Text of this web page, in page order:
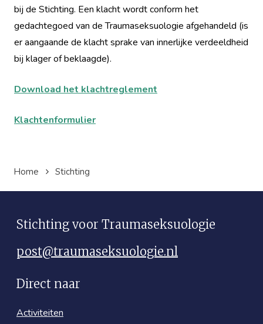
bij de Stichting. Een klacht wordt conform het
gedachtegoed van de Traumaseksuologie afgehandeld (is
er aangaande de klacht sprake van innerlijke verdeeldheid
bij klager of beklaagde).
Download het klachtreglement
Klachtenformulier
Home Stichting
Stichting voor Traumaseksuologie
post@traumaseksuologie.nl
Direct naar
Activiteiten